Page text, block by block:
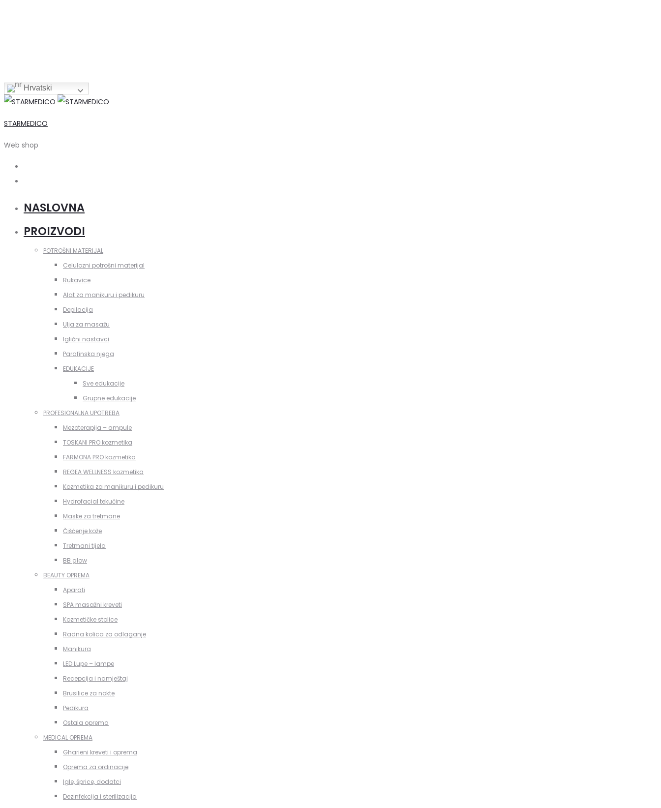
Hrvatski
STARMEDICO
Web shop
NASLOVNA
PROIZVODI
POTROŠNI MATERIJAL
Celulozni potrošni materijal
Rukavice
Alat za manikuru i pedikuru
Depilacija
Ulja za masažu
Iglični nastavci
Parafinska njega
EDUKACIJE
Sve edukacije
Grupne edukacije
PROFESIONALNA UPOTREBA
Mezoterapija – ampule
TOSKANI PRO kozmetika
FARMONA PRO kozmetika
REGEA WELLNESS kozmetika
Kozmetika za manikuru i pedikuru
Hydrofacial tekućine
Maske za tretmane
Čišćenje kože
Tretmani tijela
BB glow
BEAUTY OPREMA
Aparati
SPA masažni kreveti
Kozmetičke stolice
Radna kolica za odlaganje
Manikura
LED Lupe – lampe
Recepcija i namještaj
Brusilice za nokte
Pedikura
Ostala oprema
MEDICAL OPREMA
Gharieni kreveti i oprema
Oprema za ordinacije
Igle, šprice, dodatci
Dezinfekcija i sterilizacija